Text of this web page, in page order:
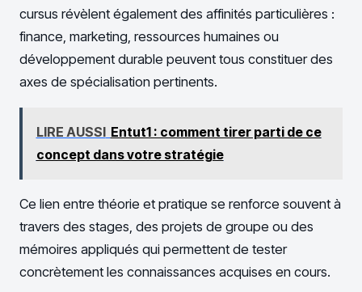
cursus révèlent également des affinités particulières :
finance, marketing, ressources humaines ou
développement durable peuvent tous constituer des
axes de spécialisation pertinents.
LIRE AUSSI Entut1 : comment tirer parti de ce
concept dans votre stratégie
Ce lien entre théorie et pratique se renforce souvent à
travers des stages, des projets de groupe ou des
mémoires appliqués qui permettent de tester
concrètement les connaissances acquises en cours.